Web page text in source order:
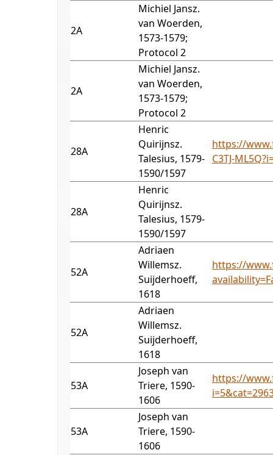
2A
Michiel Jansz.
van Woerden,
1573-1579;
Protocol 2
2A
Michiel Jansz.
van Woerden,
1573-1579;
Protocol 2
28A
Henric
Quirijnsz.
Talesius, 1579-
1590/1597
https://
C3TJ-
28A
Henric
Quirijnsz.
Talesius, 1579-
1590/1597
52A
Adriaen
Willemsz.
Suijderhoeff,
1618
https://
52A
Adriaen
Willemsz.
Suijderhoeff,
1618
53A
Joseph van
Triere, 1590-
1606
https://
53A
Joseph van
Triere, 1590-
1606